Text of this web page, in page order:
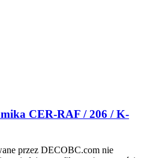
CER-RAF / 206 / K-
przez DECOBC.com nie